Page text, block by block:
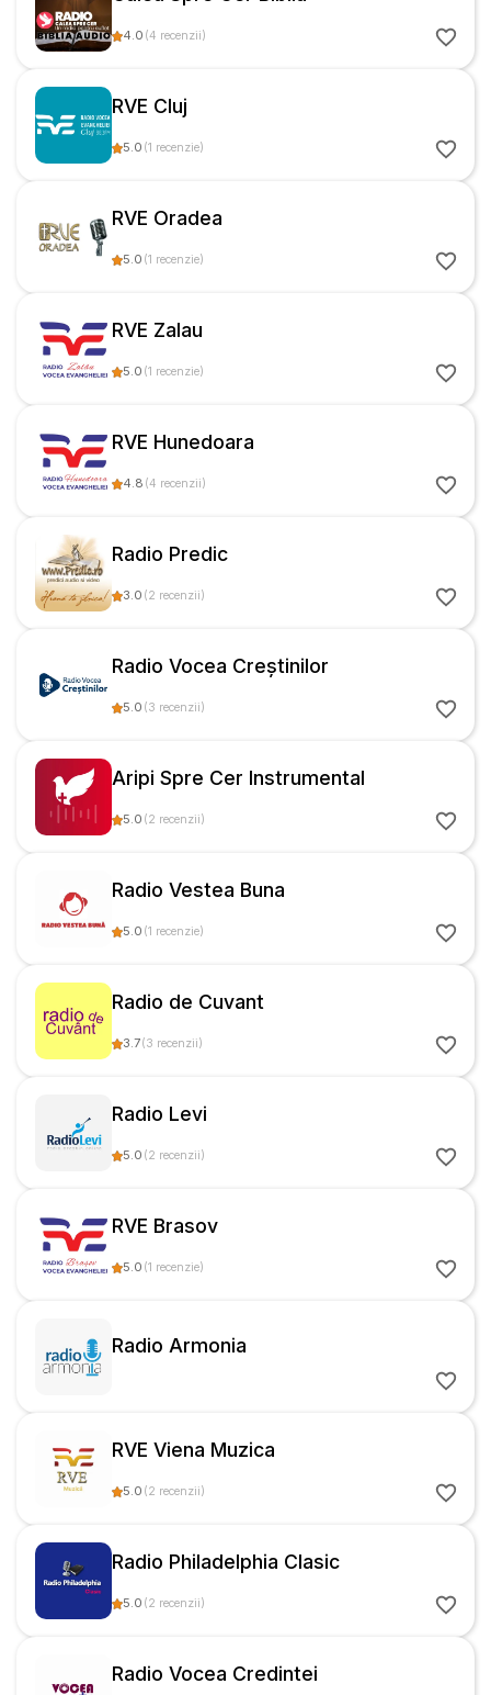
4.0 (4 recenzii)
RVE Cluj
5.0 (1 recenzie)
RVE Oradea
5.0 (1 recenzie)
RVE Zalau
5.0 (1 recenzie)
RVE Hunedoara
4.8 (4 recenzii)
Radio Predic
3.0 (2 recenzii)
Radio Vocea Creștinilor
5.0 (3 recenzii)
Aripi Spre Cer Instrumental
5.0 (2 recenzii)
Radio Vestea Buna
5.0 (1 recenzie)
Radio de Cuvant
3.7(3 recenzii)
Radio Levi
5.0 (2 recenzii)
RVE Brasov
5.0 (1 recenzie)
Radio Armonia
RVE Viena Muzica
5.0 (2 recenzii)
Radio Philadelphia Clasic
5.0 (2 recenzii)
Radio Vocea Credintei